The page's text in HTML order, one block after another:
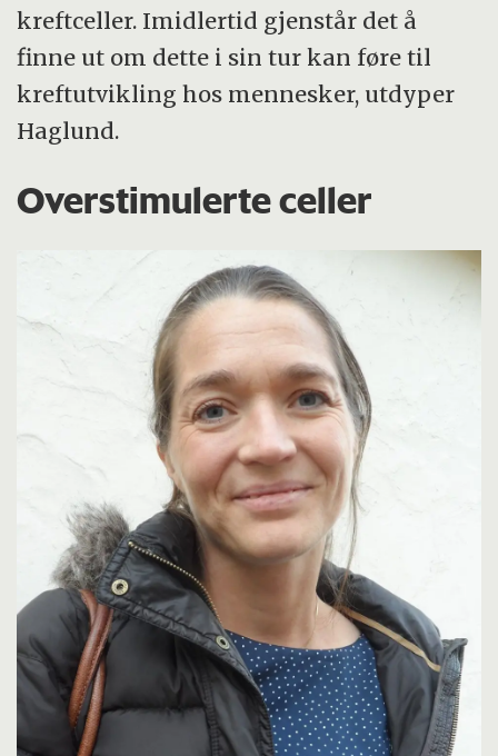
kreftceller. Imidlertid gjenstår det å
finne ut om dette i sin tur kan føre til
kreftutvikling hos mennesker, utdyper
Haglund.
Overstimulerte celler